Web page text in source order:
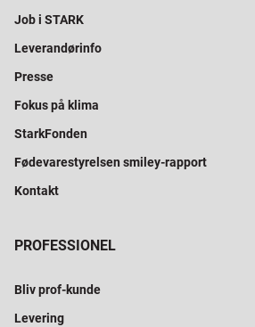
Job i STARK
Leverandørinfo
Presse
Fokus på klima
StarkFonden
Fødevarestyrelsen smiley-rapport
Kontakt
PROFESSIONEL
Bliv prof-kunde
Levering